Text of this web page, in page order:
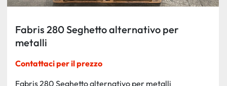
Fabris 280 Seghetto alternativo per
metalli
Contattaci per il prezzo
Fabris 280 Seghetto alternativo per metalli